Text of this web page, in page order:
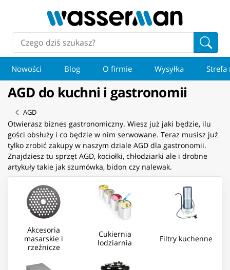
Nowości Blog O firmie Wysyłka Strefa
AGD do kuchni i gastronomii
AGD
Otwierasz biznes gastronomiczny. Wiesz już jaki będzie, ilu
gości obsłuży i co będzie w nim serwowane. Teraz musisz już
tylko zrobić zakupy w naszym dziale AGD dla gastronomii.
Znajdziesz tu sprzęt AGD, kociołki, chłodziarki ale i drobne
artykuły takie jak szumówka, bidon czy nalewak.
Akcesoria
masarskie i
rzeźnicze
Cukiernia
lodziarnia
Filtry kuchenne